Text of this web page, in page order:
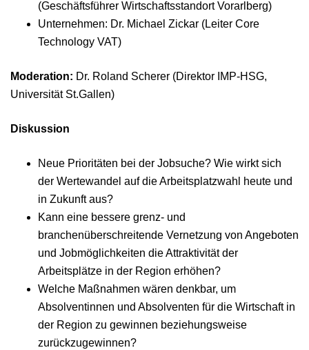
(Geschäftsführer Wirtschaftsstandort Vorarlberg)
Unternehmen: Dr. Michael Zickar (Leiter Core
Technology VAT)
Moderation: Dr. Roland Scherer (Direktor IMP-HSG,
Universität St.Gallen)
Diskussion
Neue Prioritäten bei der Jobsuche? Wie wirkt sich
der Wertewandel auf die Arbeitsplatzwahl heute und
in Zukunft aus?
Kann eine bessere grenz- und
branchenüberschreitende Vernetzung von Angeboten
und Jobmöglichkeiten die Attraktivität der
Arbeitsplätze in der Region erhöhen?
Welche Maßnahmen wären denkbar, um
Absolventinnen und Absolventen für die Wirtschaft in
der Region zu gewinnen beziehungsweise
zurückzugewinnen?